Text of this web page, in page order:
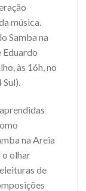
música.
Samba na
Eduardo
às 16h, no
Sul).
na Areia
o olhar
de